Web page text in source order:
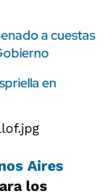
a cuestas
en
Aires
los